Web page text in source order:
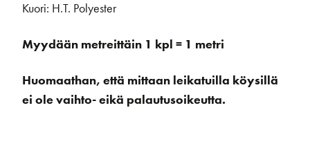
Kuori: H.T. Polyester
Myydään metreittäin 1 kpl = 1 metri
Huomaathan, että mittaan leikatuilla köysillä
ei ole vaihto- eikä palautusoikeutta.